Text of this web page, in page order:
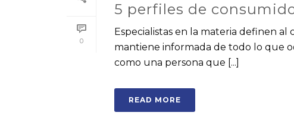
0
5 perfiles de
Especialistas en la materia definen
mantiene informada de todo lo que
como una persona que [...]
READ MORE